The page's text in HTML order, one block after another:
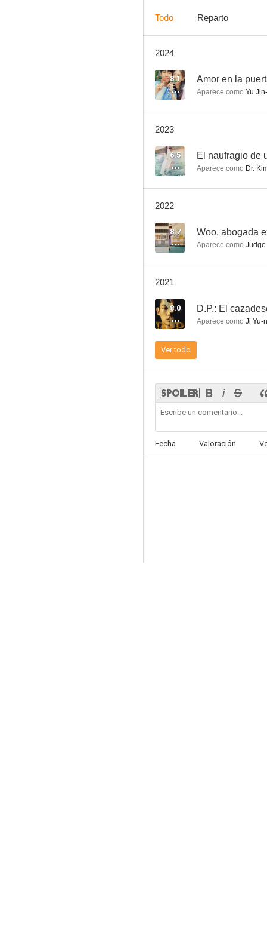
El voto de la muerte
--
Todo Reparto
2024
8.1 Amor en la
Aparece como Yu
2023
6.5 El naufragio de
Aparece como Dr.
2022
8.7 Woo, abogada
Aparece como Judge
2021
8.0 D.P.: El
Aparece como Ji Yu-
Ver todo
Fecha Valoración